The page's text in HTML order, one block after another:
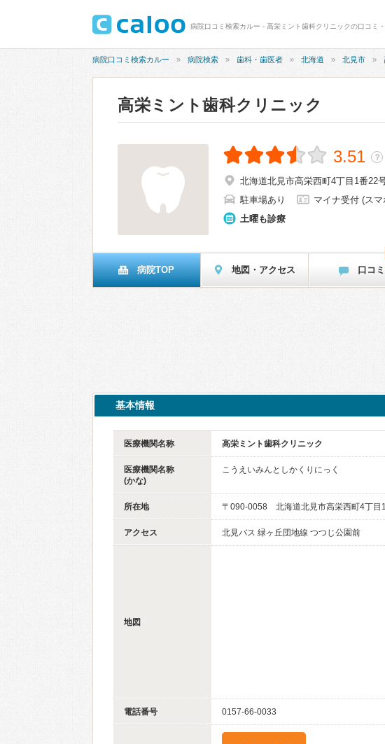
病院口コミ検索カルー - 高栄ミント歯科クリニックの口コミ
病院口コミ検索カルー 病院検索 歯科・歯医者 北海道 北見市
高栄ミント歯科クリニック
3.51 ？
北海道北見市高栄西町4丁目1番22
駐車場あり
マイナ受付 (スマ
土曜も診療
病院TOP 地図・アクセス 口コミ
基本情報
医療機関名称 高栄ミント歯科クリニック
医療機関名称
(かな)
こうえいみんとしかくりにっく
所在地 〒090-0058 北海道北見市高栄西町4丁
アクセス 北見バス 緑ヶ丘団地線 つつじ公園前
地図
電話番号 0157-66-0033